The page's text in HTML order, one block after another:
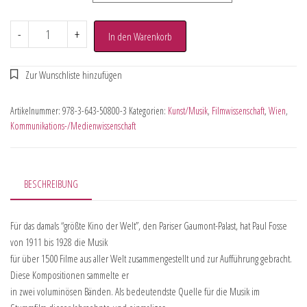
- + In den Warenkorb
Artikelnummer: 978-3-643-50800-3 Kategorien: Kunst/Musik, Filmwissenschaft, Wien,
Kommunikations-/Medienwissenschaft
BESCHREIBUNG
Für das damals “größte Kino der Welt”, den Pariser Gaumont-Palast, hat Paul Fosse
von 1911 bis 1928 die Musik
für über 1500 Filme aus aller Welt zusammengestellt und zur Aufführung gebracht.
Diese Kompositionen sammelte er
in zwei voluminösen Bänden. Als bedeutendste Quelle für die Musik im